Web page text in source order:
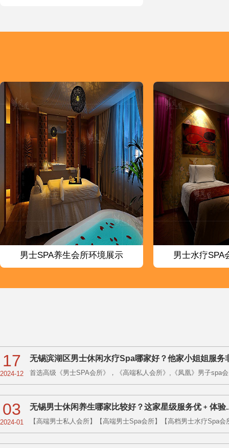
男士SPA养生会所环境展示 男士水疗SPA
17
2024-12
无锡滨湖区男士休闲水疗Spa哪家好？他家小姐姐服务
首选高级《男士SPA会所》，《高端私人会所》,《凤凰》男子spa
03
2024-01
无锡男士休闲养生哪家比较好？这家星级服务优﹢体验
【高端男士私人会所】【高端男士Spa会所】【高档男士水疗Spa